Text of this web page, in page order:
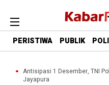
PERISTIWA PUBLIK
Antisipasi 1 Desember, TNI
Jayapura